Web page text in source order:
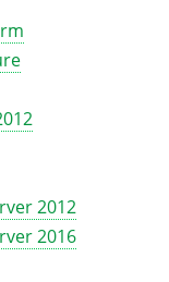
2012
2016